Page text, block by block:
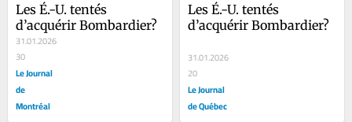
Les É.-U. tentés
d’acquérir Bombardier?
31.01.2026
30
Le Journal
de
Montréal
Les É.-U. tentés
d’acquérir Bombardier?
31.01.2026
20
Le Journal
de Québec